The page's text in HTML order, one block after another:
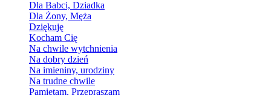
Dla Babci, Dziadka
Dla Żony, Męża
Dziękuję
Kocham Cię
Na chwile wytchnienia
Na dobry dzień
Na imieniny, urodziny
Na trudne chwile
Pamiętam, Przepraszam